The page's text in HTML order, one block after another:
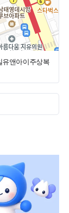
유앤아이주상복